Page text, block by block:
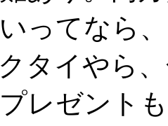
ってなら
タイやら
レゼント